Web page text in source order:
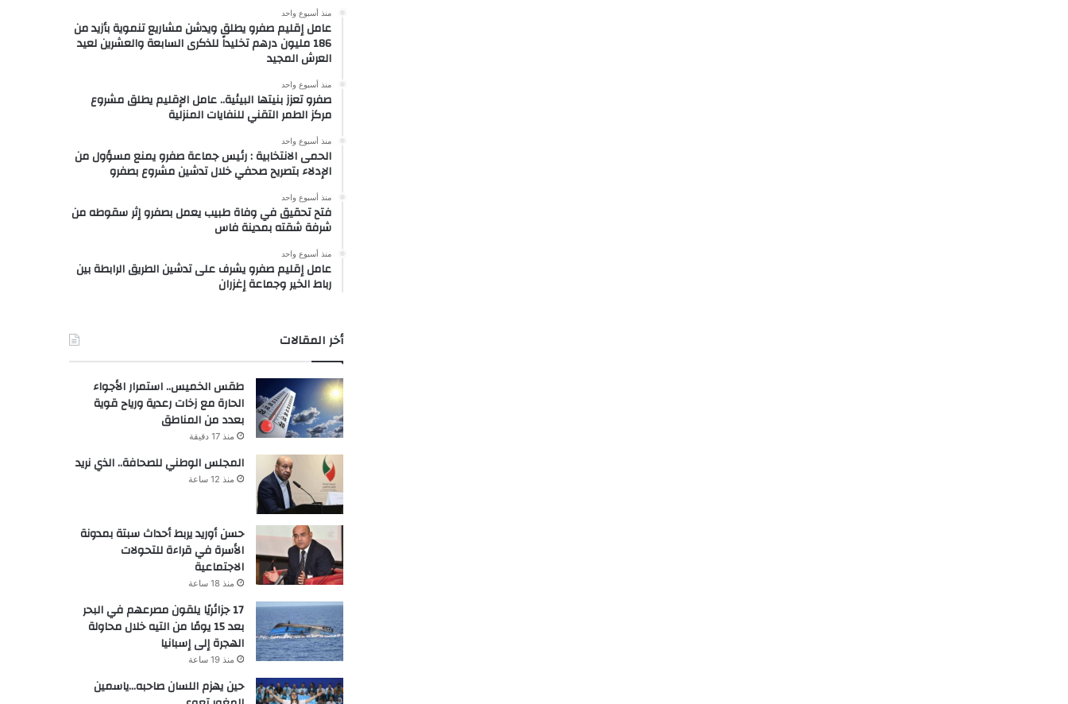
منذ أسبوع واحد
عامل إقليم صفرو يطلق ويدشن مشاريع تنموية بأزيد من
186 مليون درهم تخليداً للذكرى السابعة والعشرين لعيد
العرش المجيد
منذ أسبوع واحد
صفرو تعزز بنيتها البيئية.. عامل الإقليم يطلق مشروع
مركز الطمر التقني للنفايات المنزلية
منذ أسبوع واحد
الحمى الانتخابية : رئيس جماعة صفرو يمنع مسؤول من
الإدلاء بتصريح صحفي خلال تدشين مشروع بصفرو
منذ أسبوع واحد
فتح تحقيق في وفاة طبيب يعمل بصفرو إثر سقوطه من
شرفة شقته بمدينة فاس
منذ أسبوع واحد
عامل إقليم صفرو يشرف على تدشين الطريق الرابطة بين
رباط الخير وجماعة إغزران
أخر المقالات
طقس الخميس.. استمرار الأجواء
الحارة مع زخات رعدية ورياح قوية
بعدد من المناطق
منذ 17 دقيقة
المجلس الوطني للصحافة.. الذي نريد
منذ 12 ساعة
حسن أوريد يربط أحداث سبتة بمدونة
الأسرة في قراءة للتحولات
الاجتماعية
منذ 18 ساعة
17 جزائريًا يلقون مصرعهم في البحر
بعد 15 يومًا من التيه خلال محاولة
الهجرة إلى إسبانيا
منذ 19 ساعة
حين يهزم اللسان صاحبه…ياسمين